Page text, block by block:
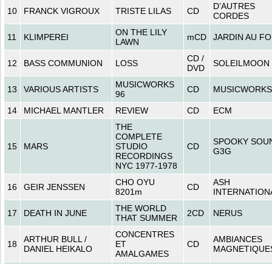
10 FRANCK VIGROUX TRISTE LILAS CD
D’AUTRES
CORDES
11 KLIMPEREI
ON THE LILY
LAWN
mCD JARDIN AU
12 BASS COMMUNION LOSS
CD /
DVD
SOLEILMOON
13 VARIOUS ARTISTS
MUSICWORKS
96
CD MUSICWORKS
14 MICHAEL MANTLER REVIEW CD ECM
15 MARS
THE
COMPLETE
STUDIO
RECORDINGS
NYC 1977-1978
CD
SPOOKY
G3G
16 GEIR JENSSEN
CHO OYU
8201m
CD
ASH
17 DEATH IN JUNE
THE WORLD
THAT SUMMER
2CD NERUS
18
ARTHUR BULL /
DANIEL HEIKALO
CONCENTRES
ET
AMALGAMES
CD
AMBIANCES